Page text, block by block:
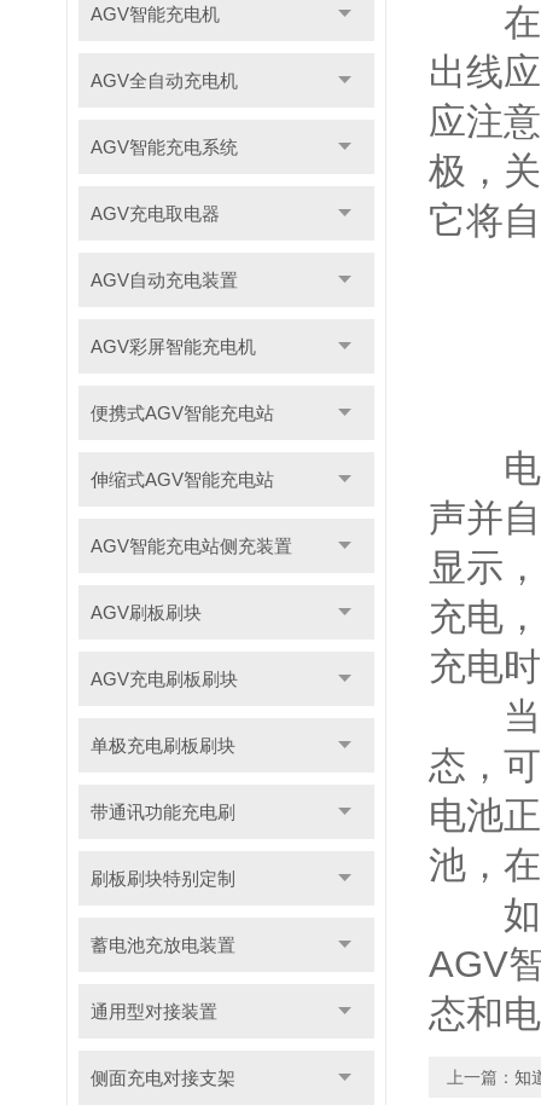
AGV智能充电机
AGV全自动充电机
AGV智能充电系统
AGV充电取电器
AGV自动充电装置
AGV彩屏智能充电机
便携式AGV智能充电站
伸缩式AGV智能充电站
AGV智能充电站侧充装置
AGV刷板刷块
AGV充电刷板刷块
单极充电刷板刷块
带通讯功能充电刷
刷板刷块特别定制
蓄电池充放电装置
通用型对接装置
侧面充电对接支架
在
出线
应注
极，
它将
电池
声并
显示
充电
充电
当电
态，
电池
池，
如果
AGV
态和
上一篇： 知